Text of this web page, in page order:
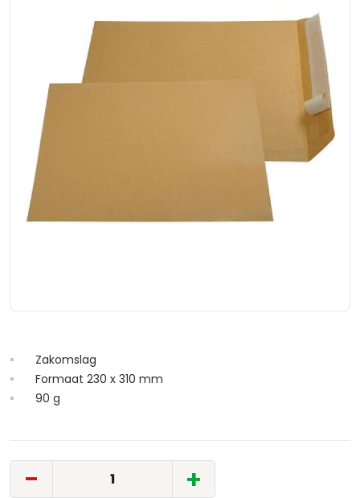
Zakomslag
Formaat 230 x 310 mm
90 g
- +